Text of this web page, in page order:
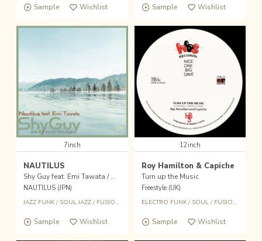
Sample Wishlist Sample Wishlist
7inch
NAUTILUS
Shy Guy feat. Emi Tawata / Mystic Voyage
NAUTILUS (JPN)
JAZZ FUNK/ SOUL JAZZ/ FUSION CROSSOVER
Sample Wishlist
12inch
Roy Hamilton & Capiche
Turn up the Music
Freestyle (UK)
ELECTRO FUNK/ SOUL/ FUSION
Sample Wishlist